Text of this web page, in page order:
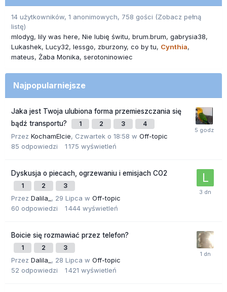
14 użytkowników, 1 anonimowych, 758 gości (Zobacz pełną
listę)
mlodyg lily was here Nie lubię świtu brum.brum gabrysia38
Lukashek Lucy32 lessgo zburzony co by tu
Cynthia
mateus Żaba Monika serotoninowiec
Najpopularniejsze
Jaka jest Twoja ulubiona forma przemieszczania się
bądź transportu?
1 2 3 4
Przez KochamElcie, Czwartek o 18:58 w Off-topic
85 odpowiedzi 1 175 wyświetleń
Dyskusja o piecach, ogrzewaniu i emisjach CO2
1 2 3
Przez Dalila_ , 29 Lipca w Off-topic
60 odpowiedzi 1 444 wyświetleń
Boicie się rozmawiać przez telefon?
1 2 3
Przez Dalila_ , 28 Lipca w Off-topic
52 odpowiedzi 1 421 wyświetleń